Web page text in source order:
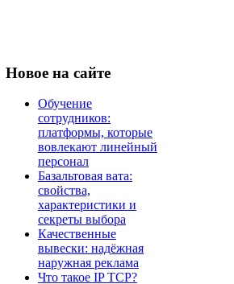
Новое на сайте
Обучение
сотрудников:
платформы, которые
вовлекают линейный
персонал
Базальтовая вата:
свойства,
характеристики и
секреты выбора
Качественные
вывески: надёжная
наружная реклама
Что такое IP TCP?